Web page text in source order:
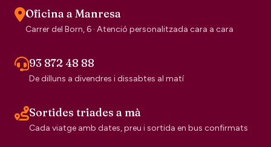
Oficina a Manresa
Carrer del Born, 6 · Atenció personalitzada cara a cara
93 872 48 88
De dilluns a divendres i dissabtes al matí
Sortides triades a mà
Cada viatge amb dates, preu i sortida en bus confirmats